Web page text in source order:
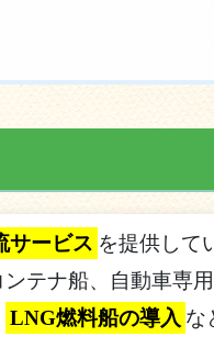
サービス を提供して
テナ船、自動車専
LNG燃料船の導入 な